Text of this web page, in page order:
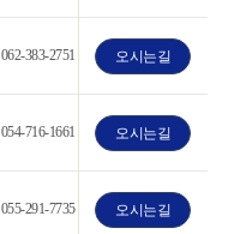
062-383-2751 오시는길
054-716-1661 오시는길
055-291-7735 오시는길